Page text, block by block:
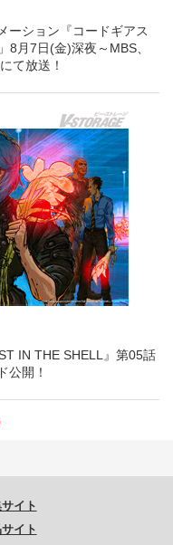
ーション『コードギアス
月7日(金)深夜～MBS、
て放送！
IN THE SHELL』第05話
公開！
イト
イト